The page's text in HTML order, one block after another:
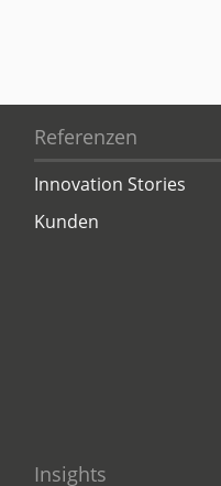
Referenzen
Innovation Stories
Kunden
Insights